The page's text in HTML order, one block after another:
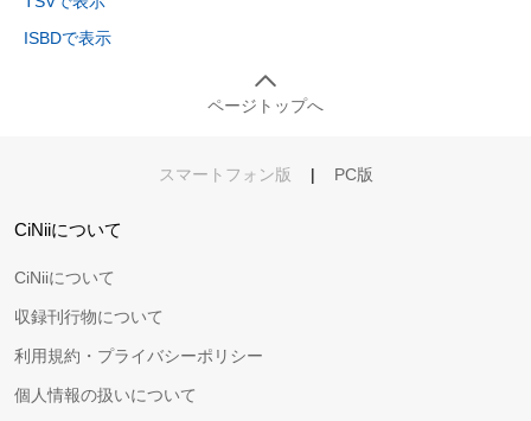
ISBDで表示
ページトップへ
スマートフォン版 | PC版
CiNiiについて
CiNiiについて
収録刊行物について
利用規約・プライバシーポリシー
個人情報の扱いについて